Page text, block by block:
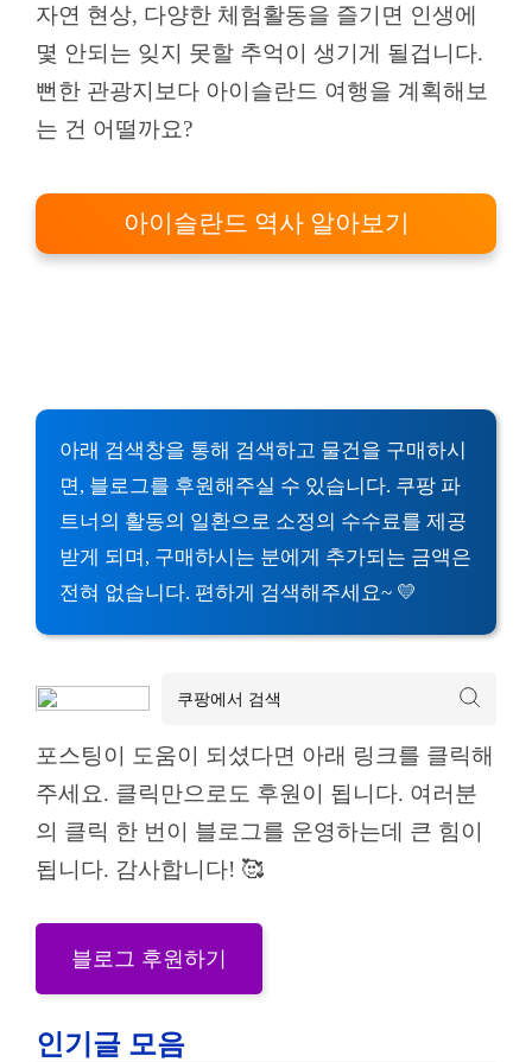
자연 현상, 다양한 체험활동을 즐기면 인생에
몇 안되는 잊지 못할 추억이 생기게 될겁니다.
뻔한 관광지보다 아이슬란드 여행을 계획해보
는 건 어떨까요?
아이슬란드 역사 알아보기
아래 검색창을 통해 검색하고 물건을 구매하시
면, 블로그를 후원해주실 수 있습니다. 쿠팡 파
트너의 활동의 일환으로 소정의 수수료를 제공
받게 되며, 구매하시는 분에게 추가되는 금액은
전혀 없습니다. 편하게 검색해주세요~ 💛
포스팅이 도움이 되셨다면 아래 링크를 클릭해
주세요. 클릭만으로도 후원이 됩니다. 여러분
의 클릭 한 번이 블로그를 운영하는데 큰 힘이
됩니다. 감사합니다! 🥰
블로그 후원하기
인기글 모음